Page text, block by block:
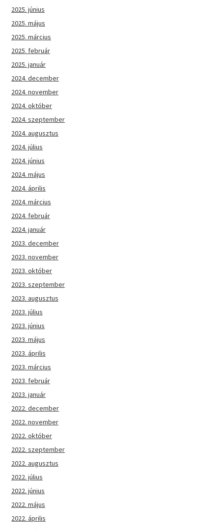
2025. június
2025. május
2025. március
2025. február
2025. január
2024. december
2024. november
2024. október
2024. szeptember
2024. augusztus
2024. július
2024. június
2024. május
2024. április
2024. március
2024. február
2024. január
2023. december
2023. november
2023. október
2023. szeptember
2023. augusztus
2023. július
2023. június
2023. május
2023. április
2023. március
2023. február
2023. január
2022. december
2022. november
2022. október
2022. szeptember
2022. augusztus
2022. július
2022. június
2022. május
2022. április